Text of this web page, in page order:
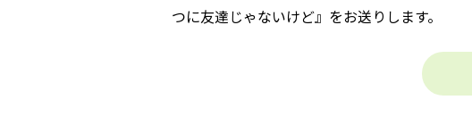
つに友達じゃないけど』をお送りします。